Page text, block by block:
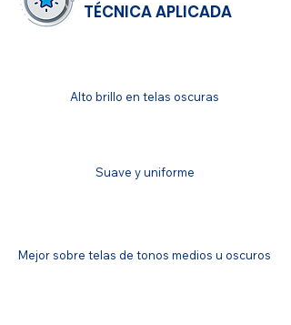
TÉCNICA APLICADA
Alto brillo en telas oscuras
Suave y uniforme
Mejor sobre telas de tonos medios u oscuros